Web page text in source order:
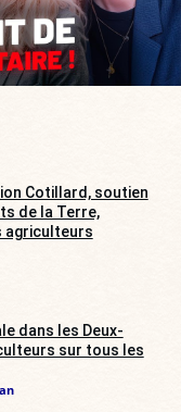
Cotillard, soutien
de la Terre,
agriculteurs
dans les Deux-
sur tous les